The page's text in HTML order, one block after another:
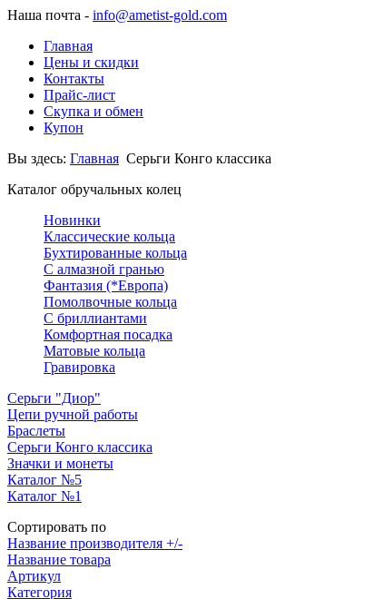
Наша почта - info@ametist-gold.com
Главная
Цены и скидки
Контакты
Прайс-лист
Скупка и обмен
Купон
Вы здесь: Главная Серьги Конго классика
Каталог обручальных колец
Новинки
Классические кольца
Бухтированные кольца
С алмазной гранью
Фантазия (*Европа)
Помолвочные кольца
С бриллиантами
Комфортная посадка
Матовые кольца
Гравировка
Серьги "Диор"
Цепи ручной работы
Браслеты
Серьги Конго классика
Значки и монеты
Каталог №5
Каталог №1
Сортировать по
Название производителя +/-
Название товара
Артикул
Категория